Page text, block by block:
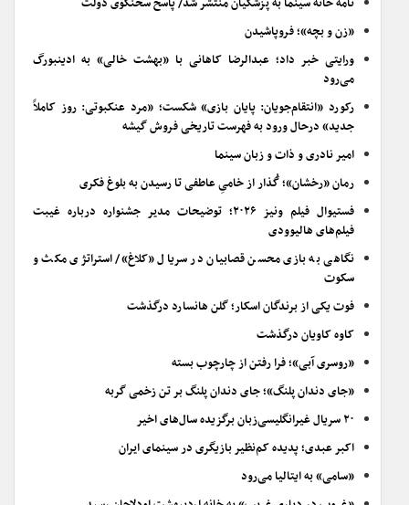
نامه خانه سینما به پزشکیان منتشر شد/ پاسخ سخنگوی دولت
«زن و بچه»؛ فروپاشیدن
ورایتی خبر داد؛ عبدالرضا کاهانی با «بهشت خالی» به ادینبورگ
می‌رود
رکورد «انتقام‌جویان: پایان بازی» شکست؛ «مرد عنکبوتی: روز کاملاً
جدید» درحال ورود به فهرست تاریخی فروش گیشه
امیر نادری و ذات و زبان سینما
رمان «رخشان»؛ گُذار از خامیِ عاطفی تا رسیدن به بلوغ فکری
فستیوال فیلم ونیز ۲۰۲۶؛ توضیحات مدیر جشنواره درباره غیبت
فیلم‌های هالیوودی
نگاهی به بازی محسن قصابیان در سریال «کلاغ»/ استراتژی مکث و
سکوت
فوت یکی از برندگان اسکار؛ گلن هانسارد درگذشت
کاوه کاویان درگذشت
«روسری آبی»؛ فرا رفتن از چارچوب بسته
«جای دندان پلنگ»؛ جای دندان پلنگ بر تن زخمی گربه
۲۰ سریال غیرانگلیسی‌زبان برگزیده سال‌های اخیر
اکبر عبدی؛ پدیده کم‌نظیر بازیگری در سینمای ایران
«سامی» به ایتالیا می‌رود